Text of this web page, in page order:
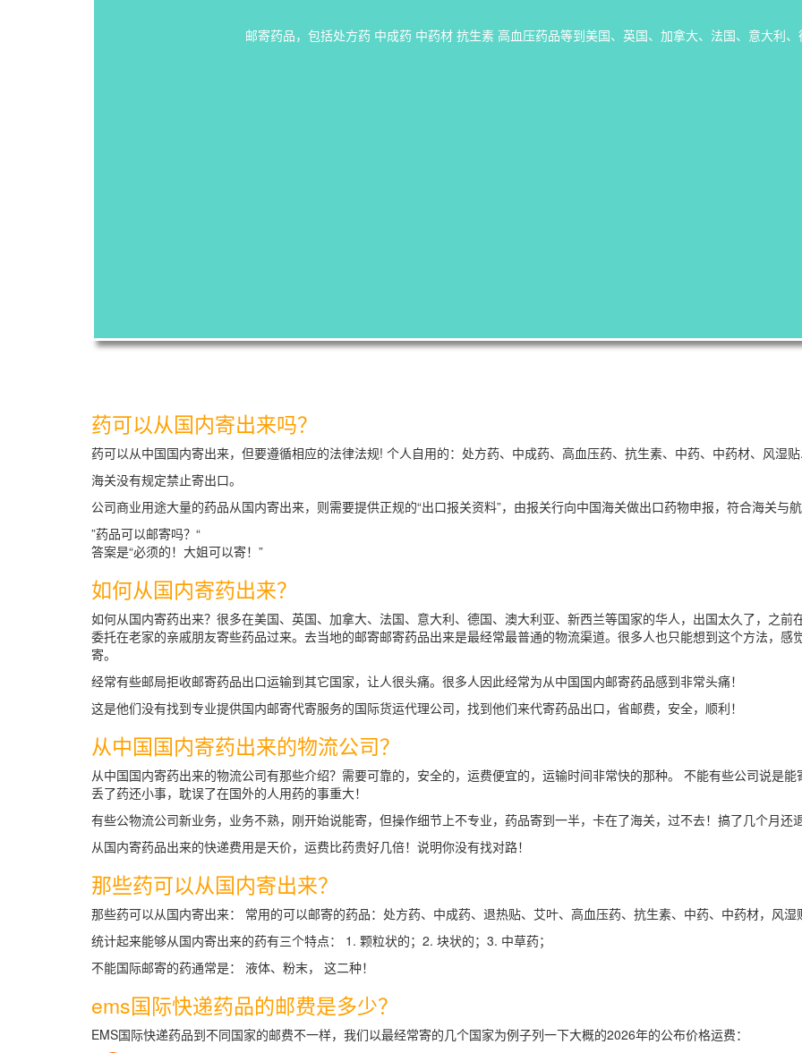
邮寄药品，包括处方药 中成药 中药材 抗生素 高血压药品等到美国、英国、加拿大、法国、意大利
药可以从国内寄出来吗？
药可以从中国国内寄出来，但要遵循相应的法律法规! 个人自用的：处方药、中成药、高血压药、抗生素、中药、中药材、风湿
海关没有规定禁止寄出口。
公司商业用途大量的药品从国内寄出来，则需要提供正规的“出口报关资料”，由报关行向中国海关做出口药物申报，符合海关与
”药品可以邮寄吗？“
答案是“必须的！大姐可以寄！”
如何从国内寄药出来？
如何从国内寄药出来？很多在美国、英国、加拿大、法国、意大利、德国、澳大利亚、新西兰等国家的华人，出国太久了，之
委托在老家的亲戚朋友寄些药品过来。去当地的邮寄邮寄药品出来是最经常最普通的物流渠道。很多人也只能想到这个方法，
寄。
经常有些邮局拒收邮寄药品出口运输到其它国家，让人很头痛。很多人因此经常为从中国国内邮寄药品感到非常头痛！
这是他们没有找到专业提供国内邮寄代寄服务的国际货运代理公司，找到他们来代寄药品出口，省邮费，安全，顺利！
从中国国内寄药出来的物流公司？
从中国国内寄药出来的物流公司有那些介绍？需要可靠的，安全的，运费便宜的，运输时间非常快的那种。 不能有些公司说是
丢了药还小事，耽误了在国外的人用药的事重大！
有些公物流公司新业务，业务不熟，刚开始说能寄，但操作细节上不专业，药品寄到一半，卡在了海关，过不去！搞了几个月还
从国内寄药品出来的快递费用是天价，运费比药贵好几倍！说明你没有找对路！
那些药可以从国内寄出来？
那些药可以从国内寄出来： 常用的可以邮寄的药品：处方药、中成药、退热贴、艾叶、高血压药、抗生素、中药、中药材，风
统计起来能够从国内寄出来的药有三个特点： 1. 颗粒状的；2. 块状的；3. 中草药；
不能国际邮寄的药通常是： 液体、粉末， 这二种！
ems国际快递药品的邮费是多少？
EMS国际快递药品到不同国家的邮费不一样，我们以最经常寄的几个国家为例子列一下大概的2026年的公布价格运费：